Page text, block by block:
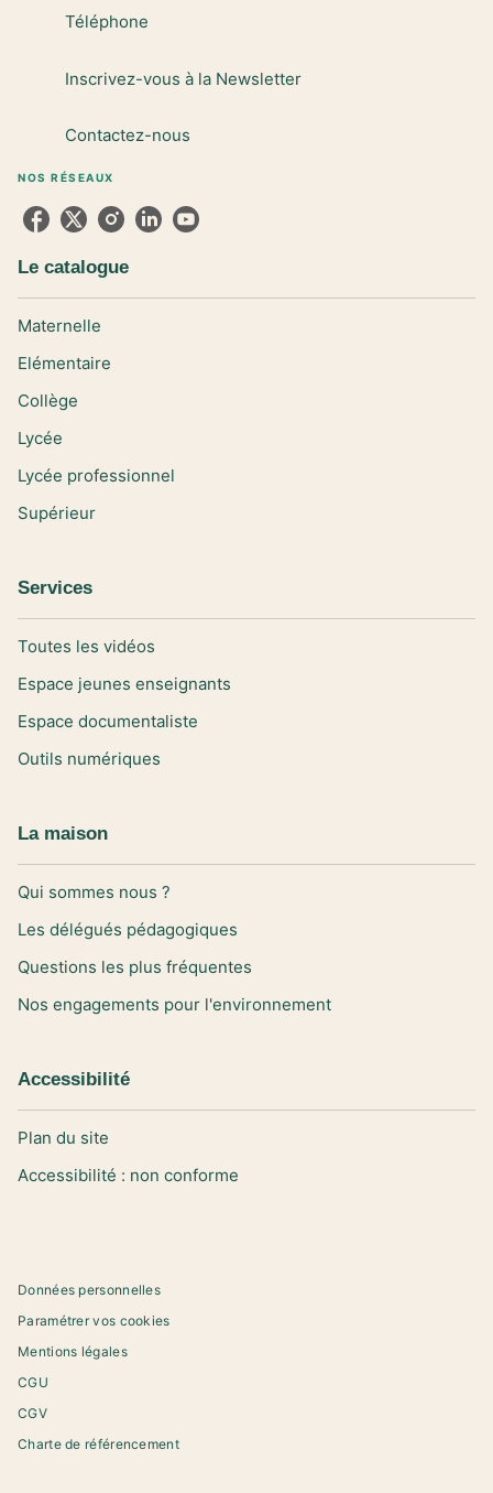
Téléphone
Inscrivez-vous à la Newsletter
Contactez-nous
NOS RÉSEAUX
Le catalogue
Maternelle
Elémentaire
Collège
Lycée
Lycée professionnel
Supérieur
Services
Toutes les vidéos
Espace jeunes enseignants
Espace documentaliste
Outils numériques
La maison
Qui sommes nous ?
Les délégués pédagogiques
Questions les plus fréquentes
Nos engagements pour l'environnement
Accessibilité
Plan du site
Accessibilité : non conforme
Données personnelles
Paramétrer vos cookies
Mentions légales
CGU
CGV
Charte de référencement